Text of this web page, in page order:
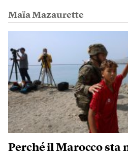
Maïa Mazaurette
Perché il Marocco sta